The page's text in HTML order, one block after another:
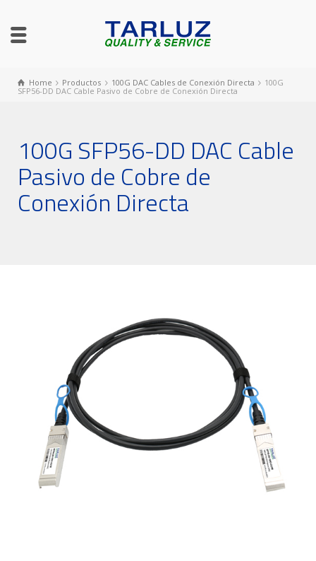
Home Productos 100G DAC Cables de Conexión Directa
100G
SFP56-DD DAC Cable Pasivo de Cobre de Conexión Directa
100G SFP56-DD DAC Cable
Pasivo de Cobre de
Conexión Directa